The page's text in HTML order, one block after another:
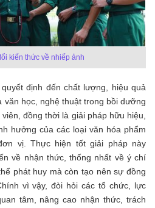
kiến thức về nhiếp ảnh
định đến chất lượng, hiệu quả
văn học, nghệ thuật trong bồi dưỡng
đồng thời là giải pháp hữu hiệu,
hưởng của các loại văn hóa phẩm
vị. Thực hiện tốt giải pháp này
về nhận thức, thống nhất về ý chí
phát huy mà còn tạo nên sự đồng
vì vậy, đòi hỏi các tổ chức, lực
tâm, nâng cao nhận thức, trách